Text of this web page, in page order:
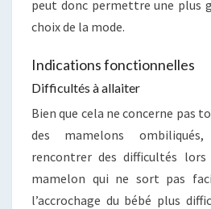
peut donc permettre une plus
choix de la mode.
Indications fonctionnelles
Difficultés à allaiter
Bien que cela ne concerne pas
des mamelons
rencontrer des difficultés lors
mamelon qui ne sort pas
l’accrochage du bébé plus